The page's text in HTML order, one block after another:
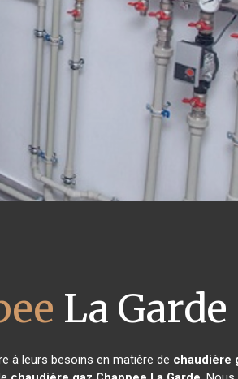
La Garde
à leurs besoins en matière de chaudière